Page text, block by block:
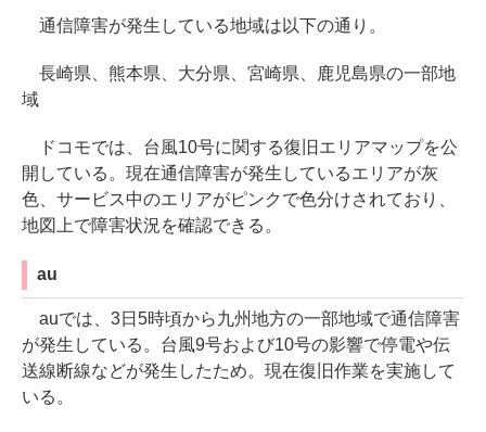
通信障害が発生している地域は以下の通り。
長崎県、熊本県、大分県、宮崎県、鹿児島県の一部地
域
ドコモでは、台風10号に関する復旧エリアマップを公
開している。現在通信障害が発生しているエリアが灰
色、サービス中のエリアがピンクで色分けされており、
地図上で障害状況を確認できる。
au
auでは、3日5時頃から九州地方の一部地域で通信障害
が発生している。台風9号および10号の影響で停電や伝
送線断線などが発生したため。現在復旧作業を実施して
いる。